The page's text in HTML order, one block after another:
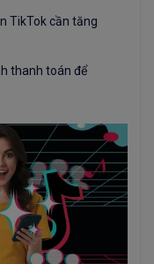
TikTok cần tăng
thanh toán để